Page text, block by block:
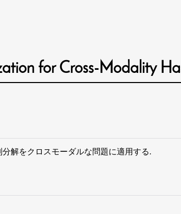
for Cross-Modality
分解をクロスモーダルな問題に適用する.